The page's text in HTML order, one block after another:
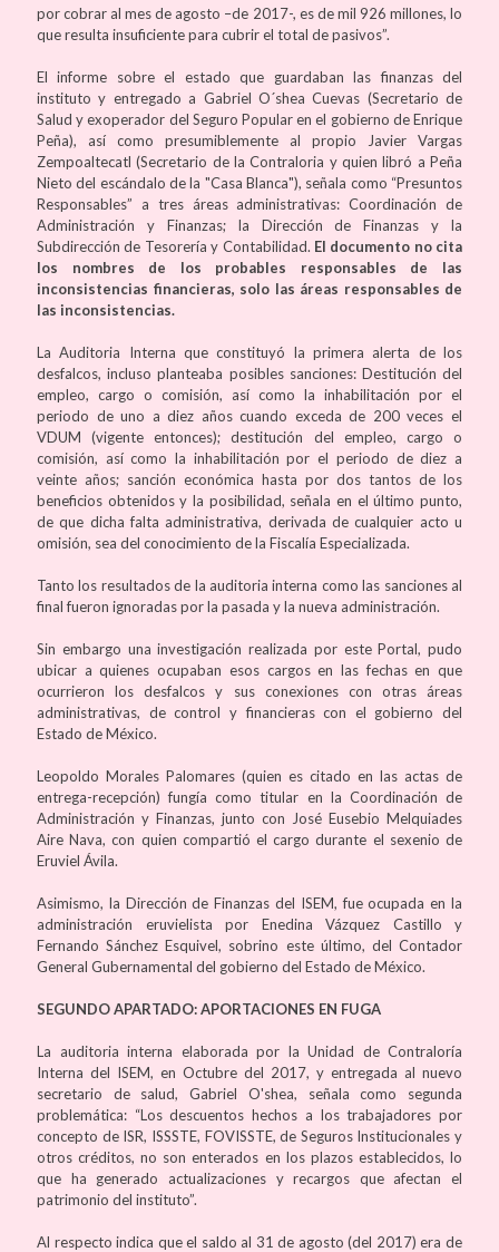
por cobrar al mes de agosto –de 2017-, es de mil 926 millones, lo
que resulta insuficiente para cubrir el total de pasivos”.
El informe sobre el estado que guardaban las finanzas del
instituto y entregado a Gabriel O´shea Cuevas (Secretario de
Salud y exoperador del Seguro Popular en el gobierno de Enrique
Peña), así como presumiblemente al propio Javier Vargas
Zempoaltecatl (Secretario de la Contraloria y quien libró a Peña
Nieto del escándalo de la "Casa Blanca"), señala como “Presuntos
Responsables” a tres áreas administrativas: Coordinación de
Administración y Finanzas; la Dirección de Finanzas y la
Subdirección de Tesorería y Contabilidad. El documento no cita
los nombres de los probables responsables de las
inconsistencias financieras, solo las áreas responsables de
las inconsistencias.
La Auditoria Interna que constituyó la primera alerta de los
desfalcos, incluso planteaba posibles sanciones: Destitución del
empleo, cargo o comisión, así como la inhabilitación por el
periodo de uno a diez años cuando exceda de 200 veces el
VDUM (vigente entonces); destitución del empleo, cargo o
comisión, así como la inhabilitación por el periodo de diez a
veinte años; sanción económica hasta por dos tantos de los
beneficios obtenidos y la posibilidad, señala en el último punto,
de que dicha falta administrativa, derivada de cualquier acto u
omisión, sea del conocimiento de la Fiscalía Especializada.
Tanto los resultados de la auditoria interna como las sanciones al
final fueron ignoradas por la pasada y la nueva administración.
Sin embargo una investigación realizada por este Portal, pudo
ubicar a quienes ocupaban esos cargos en las fechas en que
ocurrieron los desfalcos y sus conexiones con otras áreas
administrativas, de control y financieras con el gobierno del
Estado de México.
Leopoldo Morales Palomares (quien es citado en las actas de
entrega-recepción) fungía como titular en la Coordinación de
Administración y Finanzas, junto con José Eusebio Melquiades
Aire Nava, con quien compartió el cargo durante el sexenio de
Eruviel Ávila.
Asimismo, la Dirección de Finanzas del ISEM, fue ocupada en la
administración eruvielista por Enedina Vázquez Castillo y
Fernando Sánchez Esquivel, sobrino este último, del Contador
General Gubernamental del gobierno del Estado de México.
SEGUNDO APARTADO: APORTACIONES EN FUGA
La auditoria interna elaborada por la Unidad de Contraloría
Interna del ISEM, en Octubre del 2017, y entregada al nuevo
secretario de salud, Gabriel O'shea, señala como segunda
problemática: “Los descuentos hechos a los trabajadores por
concepto de ISR, ISSSTE, FOVISSTE, de Seguros Institucionales y
otros créditos, no son enterados en los plazos establecidos, lo
que ha generado actualizaciones y recargos que afectan el
patrimonio del instituto”.
Al respecto indica que el saldo al 31 de agosto (del 2017) era de